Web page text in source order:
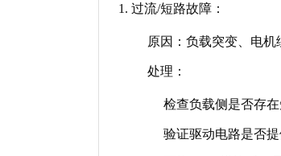
过流/短路故障 ：
原因 ：负载突变、电
处理 ：
检查负载侧是否存在
验证驱动电路是否